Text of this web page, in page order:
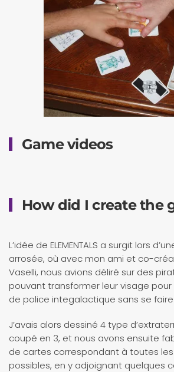
Game videos
How did I create the
L’idée de ELEMENTALS a surgit lors
arrosée, où avec mon ami et co-
Vaselli, nous avions déliré sur des
pouvant transformer leur visage
de police integalactique sans se
J’avais alors dessiné 4 type
coupé en 3, et nous avons ensuite
de cartes correspondant à toutes
possibles, en y adjoignant quelques